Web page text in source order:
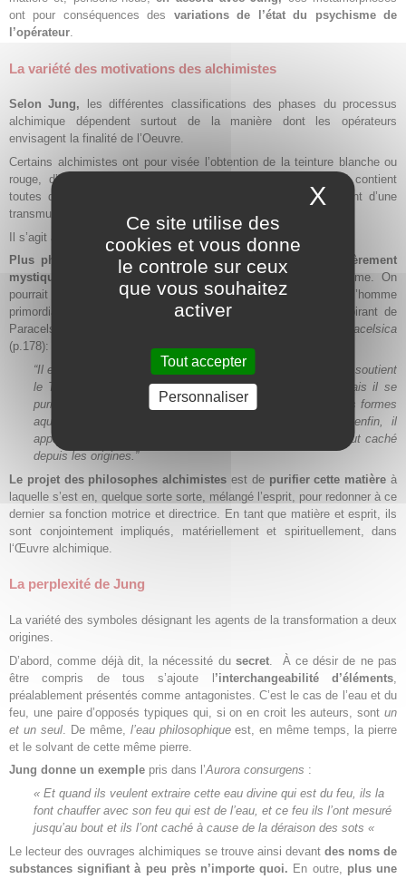
ont pour conséquences des variations de l’état du psychisme de
l’opérateur.
La variété des motivations des alchimistes
Selon Jung, les différentes classifications des phases du processus
alchimique dépendent surtout de la manière dont les opérateurs
envisagent la finalité de l’Oeuvre.
Certains alchimistes ont pour visée l’obtention de la teinture blanche ou
rouge, d’autres
, qui les contient
toutes deux, et qui peut être, à la fois, la matière ou l’agent d’une
transmutation.
Il s’agit aussi, parfois, de la panacée
: or buvable ou élixir de vie.
Plus philosophique , est le projet d’
obtention d’un être entièrement
mystique
nommé Dieu terrestre, Sauveur, Fils du macrocosme. On
pourrait comparer cet être à l’Anthropos gnostique, c’est-à-dire l’homme
primordial divin, qui est aussil’âme du monde.
Jung, s’inspirant de
Paracelse, le décrit ainsi dans son livre
Synchronicité et Paracelsica
(p.178):
“Il est l’âme du monde qui met le Tout en mouvement et qui soutient
le Tout. Sous sa forme terrestre primitive il est impur. Mais il se
purifie progressivement au cours de son ascension dans les formes
aquatiques, aériennes et ignées. Dans la quintessence enfin, il
apparaît en son “corps clarifié”. Cet esprit est le secret qui fut caché
depuis les origines.”
Le projet des philosophes alchimistes est depurifier cette matière à
laquelle s’est en, quelque sorte sorte, mélangé l’esprit, pour redonner à ce
dernier sa fonction motrice et directrice. En tant que matière et esprit, ils
sont conjointement impliqués, matériellement et spirituellement, dans
l‘Œuvre alchimique.
La perplexité de Jung
La variété des symboles désignant les agents de la transformation a deux
origines.
D’abord, comme déjà dit, la nécessité dusecret . À ce désir de ne pas
être compris de tous s’ajoute l’interchangeabilité d’éléments
préalablement présentés comme antagonistes. C’est le cas de l’eau et du
feu, une paire d’opposés typiques qui, si on en croit les auteurs, sont un
et un seul. De même, l’eau philosophiqueest, en même temps, la pierre
et le solvant de cette même pierre.
Jung donne un exemple pris dans l’Aurora consurgens :
« Et quand ils veulent extraire cette eau divine qui est du feu, ils la
font chauffer avec son feu qui est de l’eau, et ce feu ils l’ont mesuré
jusqu’au bout et ils l’ont caché à cause de la déraison des sots «
Le lecteur des ouvrages alchimiques se trouve ainsi devant des noms de
substances signifiant à peu près n’importe quoi. En outre, plus une
Ce site utilise des
cookies et vous donne
le controle sur ceux
que vous souhaitez
activer
Tout accepter
Personnaliser
X